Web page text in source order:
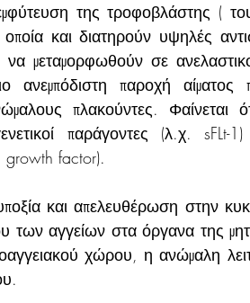
της τροφοβλάστης (
και διατηρούν υψηλές
να μεταμορφωθούν σε
ανεμπόδιστη παροχή
πλακούντες. Φαίνεται
παράγοντες (λ.χ.
growth factor).
και απελευθέρωση στην
αγγείων στα όργανα της
χώρου, η ανώμαλη